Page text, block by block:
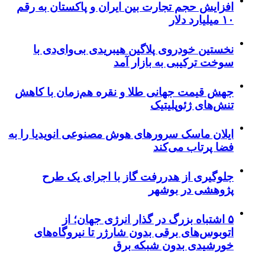
افزایش حجم تجارت بین ایران و پاکستان به رقم
۱۰ میلیارد دلار
نخستین خودروی پلاگین هیبریدی بی‌وای‌دی با
سوخت ترکیبی به بازار آمد
جهش قیمت جهانی طلا و نقره هم‌زمان با کاهش
تنش‌های ژئوپلیتیک
ایلان ماسک سرورهای هوش مصنوعی انویدیا را به
فضا پرتاب می‌کند
جلوگیری از هدررفت گاز با اجرای یک طرح
پژوهشی در بوشهر
۵ اشتباه بزرگ در گذار انرژی جهان؛ از
اتوبوس‌های برقی بدون شارژر تا نیروگاه‌های
خورشیدی بدون شبکه برق